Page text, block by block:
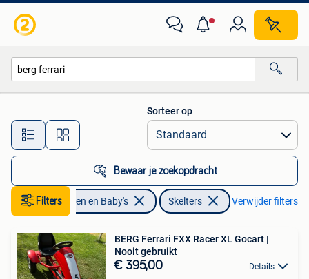
Alle afstanden…
Sorteer op
Bewaar je zoekopdracht
FiltersKinderen en Baby's Skelters Verwijder filters
BERG Ferrari FXX Racer XL Gocart |
Nooit gebruikt
€ 395,00 Details